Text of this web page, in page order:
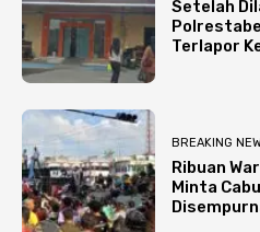
Setelah
Terlapor
BREAKING
Ribuan
Minta